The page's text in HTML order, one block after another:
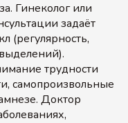
Гинеколог или
задаёт
(регулярность,
трудности
самопроизвольные
Доктор